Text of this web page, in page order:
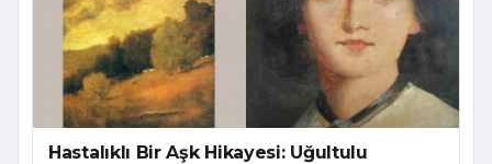
Hastalıklı Bir Aşk Hikayesi: Uğultulu